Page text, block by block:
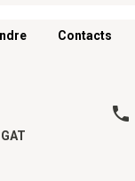
Contacts